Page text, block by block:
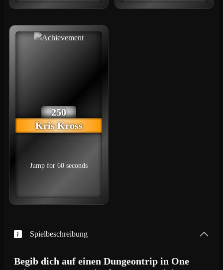
250
Kris Kross
Jump for 60 seconds
Spielbeschreibung
Begib dich auf einen Dungeontrip in One